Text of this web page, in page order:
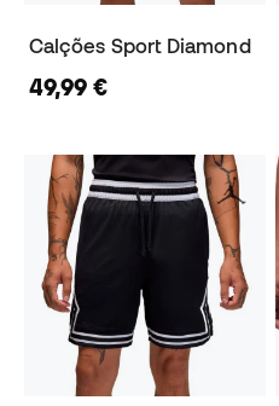
Calções Sport Diamond
49,99 €